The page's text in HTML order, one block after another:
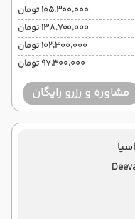
۱۰۵٬۳۰۰٬۰۰۰ تومان
۱۳۸٬۷۰۰٬۰۰۰ تومان
۱۰۲٬۳۰۰٬۰۰۰ تومان
۹۷٬۳۰۰٬۰۰۰ تومان
مشاوره و رزرو رایگان